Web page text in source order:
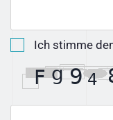
Ich stimme